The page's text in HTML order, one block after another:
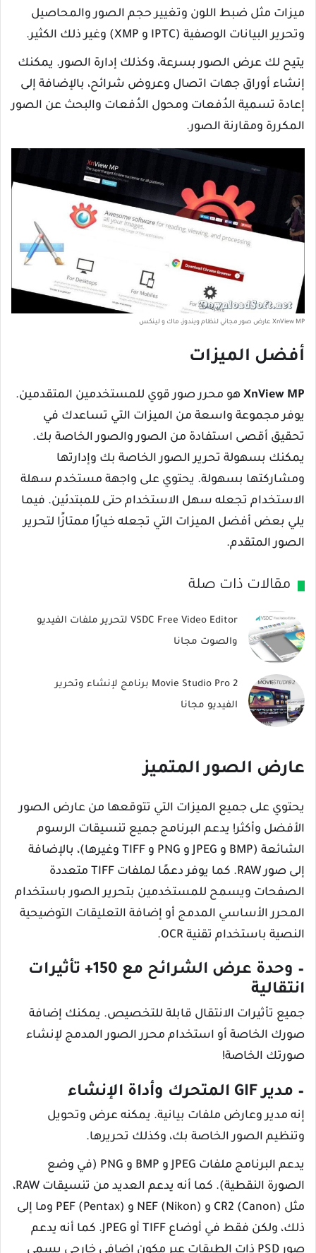
ميزات مثل ضبط اللون وتغيير حجم الصور والمحاصيل
وتحرير البيانات الوصفية (IPTC و XMP) وغير ذلك الكثير.
يتيح لك عرض الصور بسرعة، وكذلك إدارة الصور. يمكنك
إنشاء أوراق جهات اتصال وعروض شرائح، بالإضافة إلى
إعادة تسمية الدُفعات ومحول الدُفعات والبحث عن الصور
المكررة ومقارنة الصور.
XnView MP عارض صور مجاني لنظام ويندوز، ماك و لينكس
أفضل الميزات
XnView MP هو محرر صور قوي للمستخدمين المتقدمين.
يوفر مجموعة واسعة من الميزات التي تساعدك في
تحقيق أقصى استفادة من الصور والصور الخاصة بك.
يمكنك بسهولة تحرير الصور الخاصة بك وإدارتها
ومشاركتها بسهولة. يحتوي على واجهة مستخدم سهلة
الاستخدام تجعله سهل الاستخدام حتى للمبتدئين. فيما
يلي بعض أفضل الميزات التي تجعله خيارًا ممتازًا لتحرير
الصور المتقدم.
مقالات ذات صلة
VSDC Free Video Editor لتحرير ملفات الفيديو
والصوت مجانا
Movie Studio Pro 2 برنامج لإنشاء وتحرير
الفيديو مجانا
عارض الصور المتميز
يحتوي على جميع الميزات التي تتوقعها من عارض الصور
الأفضل وأكثر! يدعم البرنامج جميع تنسيقات الرسوم
الشائعة (BMP و JPEG و PNG و TIFF وغيرها)، بالإضافة
إلى صور RAW. كما يوفر دعمًا لملفات TIFF متعددة
الصفحات ويسمح للمستخدمين بتحرير الصور باستخدام
المحرر الأساسي المدمج أو إضافة التعليقات التوضيحية
النصية باستخدام تقنية OCR.
– وحدة عرض الشرائح مع 150+ تأثيرات
انتقالية
جميع تأثيرات الانتقال قابلة للتخصيص. يمكنك إضافة
صورك الخاصة أو استخدام محرر الصور المدمج لإنشاء
صورتك الخاصة!
– مدير GIF المتحرك وأداة الإنشاء
إنه مدير وعارض ملفات بيانية. يمكنه عرض وتحويل
وتنظيم الصور الخاصة بك، وكذلك تحريرها.
يدعم البرنامج ملفات JPEG و BMP و PNG (في وضع
الصورة النقطية). كما أنه يدعم العديد من تنسيقات RAW،
مثل CR2 (Canon) و NEF (Nikon) و PEF (Pentax) وما إلى
ذلك، ولكن فقط في أوضاع TIFF أو JPEG. كما أنه يدعم
صور PSD ذات الطبقات عبر مكون إضافي خارجي يسمى